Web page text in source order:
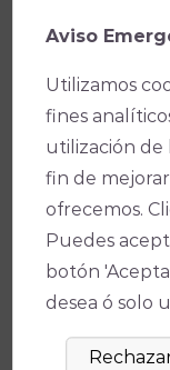
El
el
en el
El
“Currito”
Aviso
Utilizamos
fines
utilización de
fin de
ofrecemos.
Puedes
botón
desea ó solo